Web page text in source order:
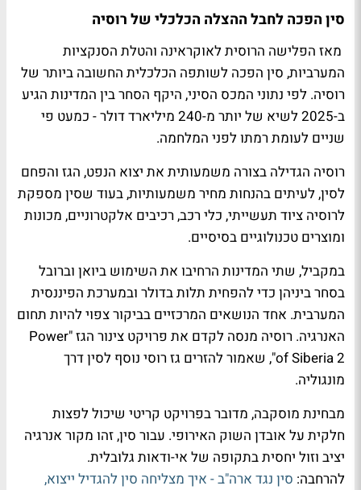
סין הפכה לחבל ההצלה הכלכלי של רוסיה
מאז הפלישה הרוסית לאוקראינה והטלת הסנקציות
המערביות, סין הפכה לשותפה הכלכלית החשובה ביותר של
רוסיה. לפי נתוני המכס הסיני, היקף הסחר בין המדינות הגיע
ב-2025 לשיא של יותר מ-240 מיליארד דולר - כמעט פי
שניים לעומת רמתו לפני המלחמה.
רוסיה הגדילה בצורה משמעותית את יצוא הנפט, הגז והפחם
לסין, לעיתים בהנחות מחיר משמעותיות, בעוד שסין מספקת
לרוסיה ציוד תעשייתי, כלי רכב, רכיבים אלקטרוניים, מכונות
ומוצרים טכנולוגיים בסיסיים.
במקביל, שתי המדינות הרחיבו את השימוש ביואן וברובל
בסחר ביניהן כדי להפחית תלות בדולר ובמערכת הפיננסית
המערבית. אחד הנושאים המרכזיים בביקור צפוי להיות תחום
האנרגיה. רוסיה מנסה לקדם את פרויקט צינור הגז "Power
of Siberia 2", שאמור להזרים גז רוסי נוסף לסין דרך
מונגוליה.
מבחינת מוסקבה, מדובר בפרויקט קריטי שיכול לפצות
חלקית על אובדן השוק האירופי. עבור סין, זהו מקור אנרגיה
יציב וזול יחסית בתקופה של אי-ודאות גלובלית.
להרחבה: סין נגד ארה"ב - איך מצליחה סין להגדיל ייצוא,